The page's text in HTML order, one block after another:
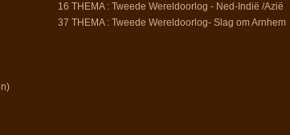
16 THEMA : Tweede Wereldoorlog - Ned-Indië /Azië
37 THEMA : Tweede Wereldoorlog- Slag om Arnhem